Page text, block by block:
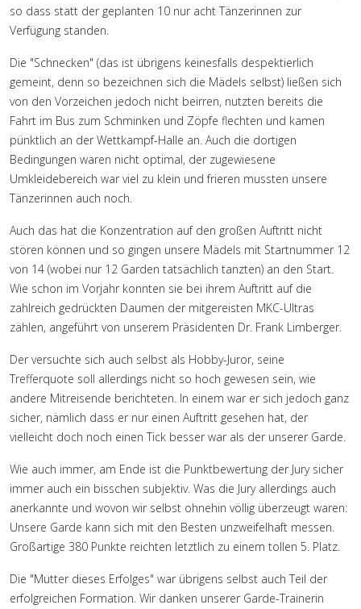
so dass statt der geplanten 10 nur acht Tänzerinnen zur
Verfügung standen.
Die "Schnecken" (das ist übrigens keinesfalls despektierlich
gemeint, denn so bezeichnen sich die Mädels selbst) ließen sich
von den Vorzeichen jedoch nicht beirren, nutzten bereits die
Fahrt im Bus zum Schminken und Zöpfe flechten und kamen
pünktlich an der Wettkampf-Halle an. Auch die dortigen
Bedingungen waren nicht optimal, der zugewiesene
Umkleidebereich war viel zu klein und frieren mussten unsere
Tänzerinnen auch noch.
Auch das hat die Konzentration auf den großen Auftritt nicht
stören können und so gingen unsere Mädels mit Startnummer 12
von 14 (wobei nur 12 Garden tatsächlich tanzten) an den Start.
Wie schon im Vorjahr konnten sie bei ihrem Auftritt auf die
zahlreich gedrückten Daumen der mitgereisten MKC-Ultras
zählen, angeführt von unserem Präsidenten Dr. Frank Limberger.
Der versuchte sich auch selbst als Hobby-Juror, seine
Trefferquote soll allerdings nicht so hoch gewesen sein, wie
andere Mitreisende berichteten. In einem war er sich jedoch ganz
sicher, nämlich dass er nur einen Auftritt gesehen hat, der
vielleicht doch noch einen Tick besser war als der unserer Garde.
Wie auch immer, am Ende ist die Punktbewertung der Jury sicher
immer auch ein bisschen subjektiv. Was die Jury allerdings auch
anerkannte und wovon wir selbst ohnehin völlig überzeugt waren:
Unsere Garde kann sich mit den Besten unzweifelhaft messen.
Großartige 380 Punkte reichten letztlich zu einem tollen 5. Platz.
Die "Mutter dieses Erfolges" war übrigens selbst auch Teil der
erfolgreichen Formation. Wir danken unserer Garde-Trainerin